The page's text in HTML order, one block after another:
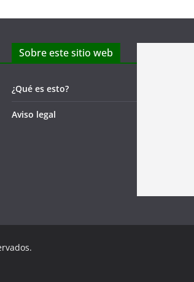
Sobre este sitio web
¿Qué es esto?
Aviso legal